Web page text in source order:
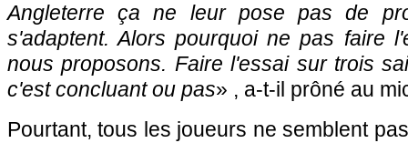
Angleterre ça ne leur pose pas de
s'adaptent. Alors pourquoi ne pas faire
nous proposons. Faire l'essai sur trois
c'est concluant ou pas» , a-t-il prôné au
Pourtant, tous les joueurs ne semblent